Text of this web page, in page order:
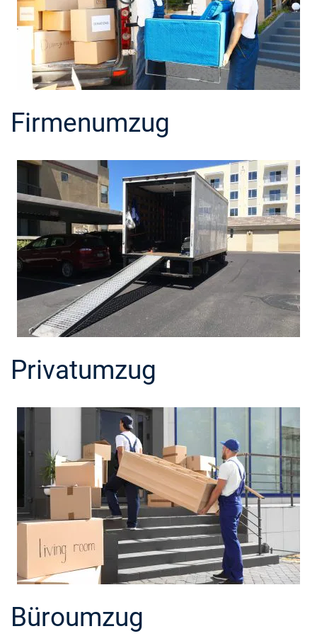
Firmenumzug
Privatumzug
Büroumzug